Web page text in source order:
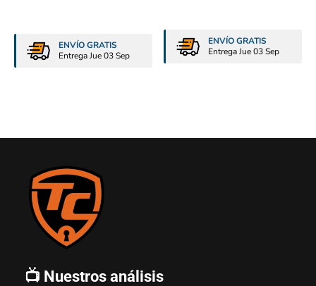
ENVÍO GRATIS
Entrega Jue 03 Sep
ENVÍO GRATIS
Entrega Jue 03 Sep
📺 Nuestros análisis